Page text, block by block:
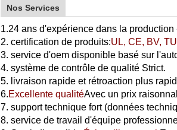
Nos Services
1.24 ans d'expérience dans la
2. certification de produits:UL, CE, BV,
3. service d'oem disponible basé sur
4. système de contrôle de qualité Strict.
5. livraison rapide et rétroaction plus
6.Excellente qualitéAvec un prix
7. support technique fort (données
8. service de travail d'équipe